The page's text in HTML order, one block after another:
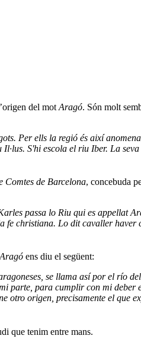
del mot Aragó. Són molt
Per ells la regió és així
S'hi escola el riu Iber. La seva
Comtes de Barcelona, concebuda
passa lo Riu qui es appellat
fe christiana. Lo dit cavaller haver
Aragó ens diu el següent:
se llama así por el río
parte, para cumplir con mi deber
otro origen, precisamente el que
que tenim entre mans.